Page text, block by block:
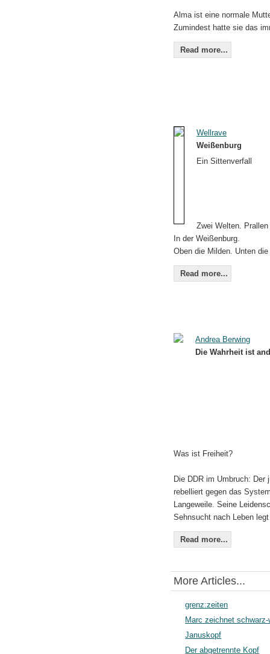
Alma ist eine normale
Zumindest hatte sie das
Read more...
Wellrave
Weißenburg
Ein Sittenverfall
Zwei Welten. Prallen
In der Weißenburg.
Oben die Milden. Unten
Read more...
Andrea Berwing
Die Wahrheit ist
Was ist Freiheit?
Die DDR im Umbruch: Der
rebelliert gegen das
Langeweile. Seine
Sehnsucht nach Leben
Read more...
More Articles...
grenz:zeiten
Marc zeichnet
Januskopf
Der abgetrennte Kopf